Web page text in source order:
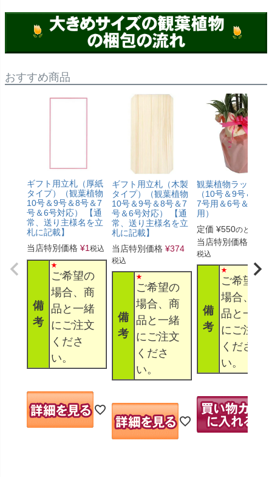
おすすめ商品
ギフト用立札（厚紙
タイプ）（観葉植物
10号＆9号＆8号＆7
号＆6号対応） 【通
常、送り主様名を立
札に記載】
当店特別価格 ¥1税込
備
考
ご希望の
場合、商
品と一緒
にご注文
くださ
い。
ギフト用立札（木製
タイプ）（観葉植物
10号＆9号＆8号＆7
号＆6号対応） 【通
常、送り主様名を立
札に記載】
当店特別価格 ¥374
税込
備
考
ご希望の
場合、商
品と一緒
にご注文
くださ
い。
観葉植物ラッピン
（10号＆9号＆8号
7号用＆6号＆5号
用）
定価 ¥550のところ
当店特別価格
税込
備
考
ご希望の
場合、商
品と一緒
にご注文
くださ
い。